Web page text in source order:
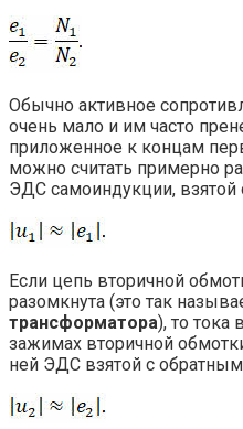
Обычно активное
очень мало и им часто
приложенное к концам
можно считать примерно
ЭДС самоиндукции, взятой
Если цепь вторичной
разомкнута (это так
трансформатора), то тока
зажимах вторичной
ней ЭДС взятой с